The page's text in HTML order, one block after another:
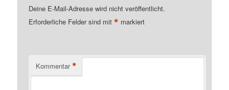
Deine E-Mail-Adresse wird nicht veröffentlicht.
Erforderliche Felder sind mit* markiert
Kommentar *